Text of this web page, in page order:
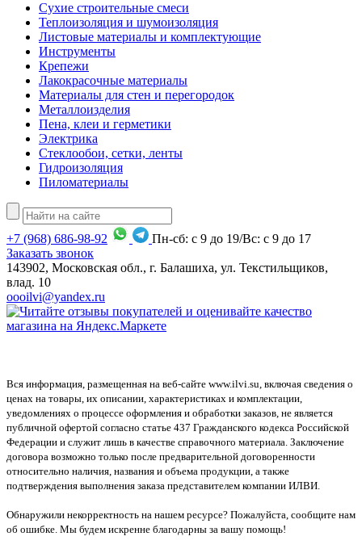
Сухие строительные смеси
Теплоизоляция и шумоизоляция
Листовые материалы и комплектующие
Инструменты
Крепежи
Лакокрасочные материалы
Материалы для стен и перегородок
Металлоизделия
Пена, клеи и герметики
Электрика
Стеклообои, сетки, ленты
Гидроизоляция
Пиломатериалы
+7 (968) 686-98-92
Пн-сб: с 9 до 19/Вс: с 9 до 17
Заказать звонок
143902, Московская обл., г. Балашиха, ул. Текстильщиков,
влад. 10
oooilvi@yandex.ru
Вся информация, размещенная на веб-сайте www.ilvi.su, включая сведения о
ценах на товары, их описании, характеристиках и комплектации,
уведомлениях о процессе оформления и обработки заказов, не является
публичной офертой согласно статье 437 Гражданского кодекса Российской
Федерации и служит лишь в качестве справочного материала. Заключение
договора возможно только после предварительной договоренности
относительно наличия, названия и объема продукции, а также
подтверждения выполнения заказа представителем компании ИЛВИ.
Обнаружили некорректность на нашем ресурсе? Пожалуйста, сообщите нам
об ошибке. Мы будем искренне благодарны за вашу помощь!